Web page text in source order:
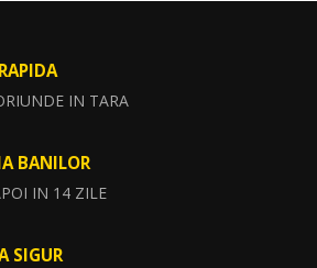
IN TARA
BANILOR
IN 14 ZILE
SIGUR